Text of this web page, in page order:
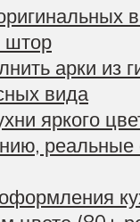
штор
арки из
вида
яркого
реальные